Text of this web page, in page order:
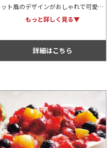
ット風のデザインがおしゃれで可愛い
保存容器です。料理系イベントやキャ
ルティ用などにおすすめです。
もっと詳しく見る▼
詳細はこちら